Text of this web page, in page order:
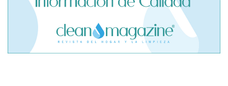
Máquinas para Limpieza de Garaje: ¿Cuál se utiliza en cada